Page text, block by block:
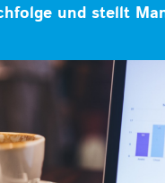
und stellt